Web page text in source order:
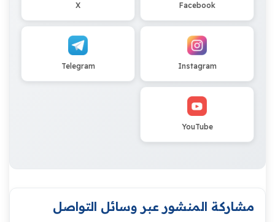
Facebook
X
Instagram
Telegram
YouTube
مشاركة المنشور عبر وسائل التواصل